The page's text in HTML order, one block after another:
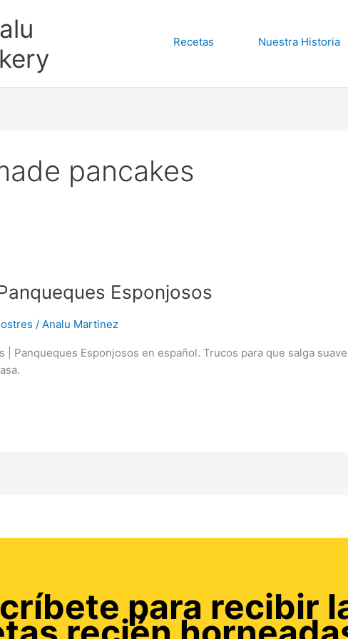
Recetas Nuestra Historia
pancakes
Esponjosos
/ Analu Martinez
| Panqueques Esponjosos en español. Trucos para que salga
para recibir